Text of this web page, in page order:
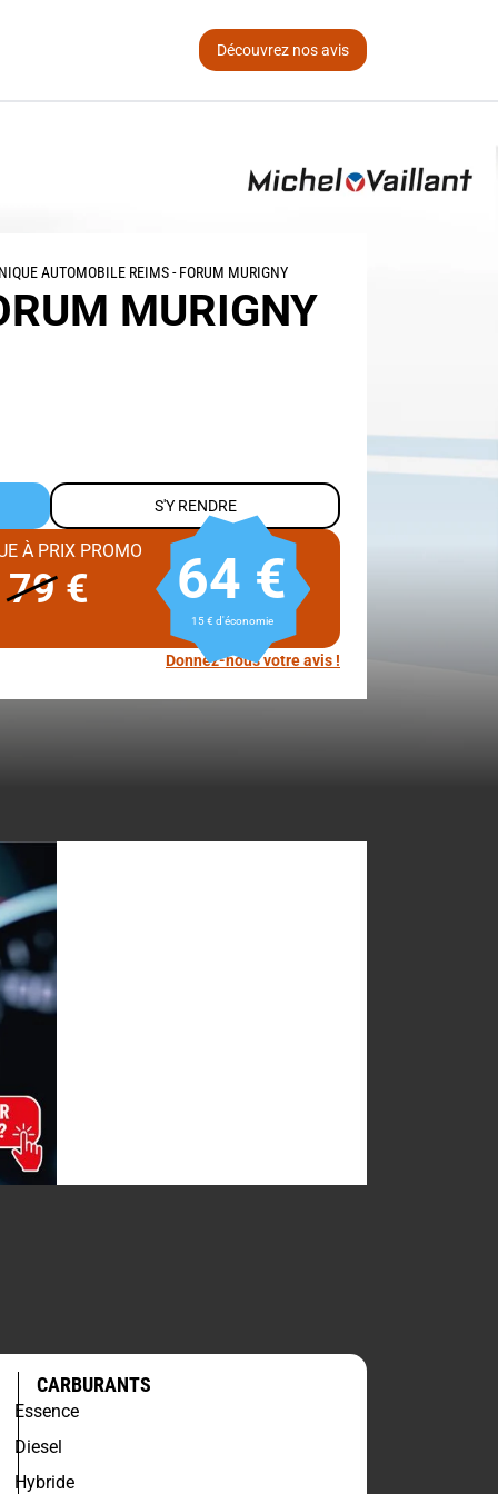
Découvrez nos avis
AUTOMOBILE REIMS - FORUM MURIGNY
MURIGNY
S'Y RENDRE
À PRIX PROMO
79€ 64 €
15 € d'économie
Donnez-nous votre avis !
CARBURANTS
Essence
Diesel
Hybride